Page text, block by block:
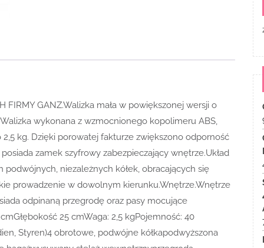
FIRMY GANZ.Walizka mała w powiększonej wersji o
wykonana z wzmocnionego kopolimeru ABS,
kg. Dzięki porowatej fakturze zwiększono odporność
zamek szyfrowy zabezpieczający wnętrze.Układ
podwójnych, niezależnych kółek, obracających się
prowadzenie w dowolnym kierunku.Wnętrze.Wnętrze
odpinaną przegrodę oraz pasy mocujące
25 cmWaga: 2,5 kgPojemność: 40
Styren)4 obrotowe, podwójne kółkapodwyższona